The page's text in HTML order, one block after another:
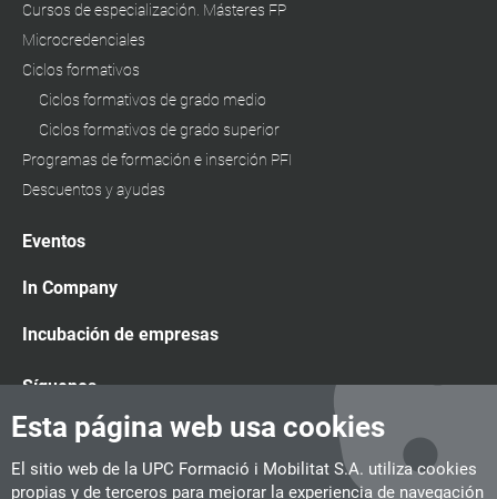
Esta página web usa cookies
El sitio web de la UPC Formació i Mobilitat S.A. utiliza cookies
propias y de terceros para mejorar la experiencia de navegación
Cursos de especialización. Másteres FP
Microcredenciales
Ciclos formativos
Ciclos formativos de grado medio
Ciclos formativos de grado superior
Programas de formación e inserción PFI
Descuentos y ayudas
Eventos
In Company
Incubación de empresas
Síguenos